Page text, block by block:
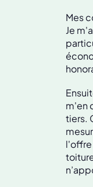
Mes
Je
m'en
tiers.
l'offre